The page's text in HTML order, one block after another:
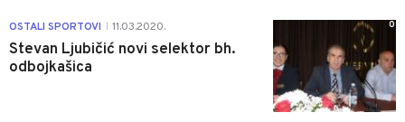
OSTALI SPORTOVI 11.03.2020.
Stevan Ljubičić novi selektor bh.
odbojkašica
0